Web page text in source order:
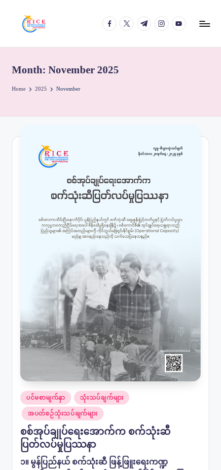
facebook.com
twitter.com
t.me instagram.com
youtube.com
Month: November 2025
Home 2025 November
Posted
in
ပင်မစာမျက်နှာ သုံးသပ်ချက်များ
အပတ်စဉ်သုံးသပ်ချက်များ
စစ်အုပ်ချုပ်ရေးအောက်က စက်သုံးဆီ
ပြတ်လပ်မှုပြဿနာ
၁။ မွန်ပြည်နယ် စက်သုံးဆီ ဖြန့်ဖြူးရေးကဏ္ဍ